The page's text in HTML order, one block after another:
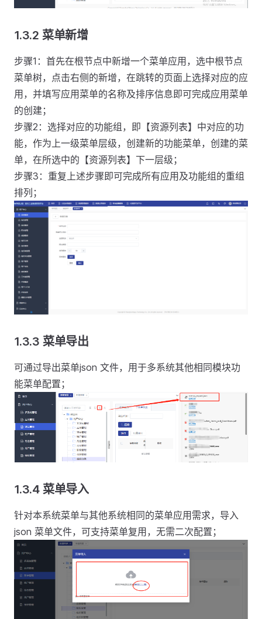
1.3.2 菜单新增
步骤1：首先在根节点中新增一个菜单应用，选中根节点
菜单树，点击右侧的新增，在跳转的页面上选择对应的应
用，并填写应用菜单的名称及排序信息即可完成应用菜单
的创建；
步骤2：选择对应的功能组，即【资源列表】中对应的功
能，作为上一级菜单层级，创建新的功能菜单，创建的菜
单，在所选中的【资源列表】下一层级；
步骤3：重复上述步骤即可完成所有应用及功能组的重组
排列；
1.3.3 菜单导出
可通过导出菜单json 文件，用于多系统其他相同模块功
能菜单配置；
1.3.4 菜单导入
针对本系统菜单与其他系统相同的菜单应用需求，导入
json 菜单文件，可支持菜单复用，无需二次配置；